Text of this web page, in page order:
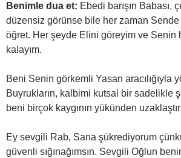
Benimle dua et: Ebedi barışın Babası,
düzensiz görünse bile her zaman
öğret. Her şeyde Elini göreyim ve Senin
kalayım.
Beni Senin görkemli Yasan aracılığıyla
Buyrukların, kalbimi kutsal bir sadelikle
beni birçok kaygının yükünden
Ey sevgili Rab, Sana şükrediyorum
güvenli sığınağımsın. Sevgili Oğlun